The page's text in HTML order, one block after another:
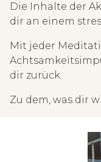
Die Inhalte der
dir an einem
Mit jeder
dir zurück.
Zu dem, was dir